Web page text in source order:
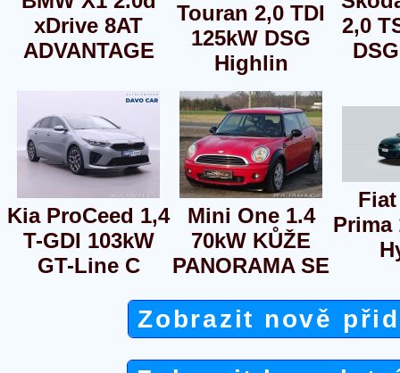
xDrive 8AT
ADVANTAGE
Touran 2,0 TDI
125kW DSG
Highlin
2,0
Kia ProCeed 1,4
T-GDI 103kW
GT-Line C
Mini One 1.4
70kW KŮŽE
PANORAMA SE
Prima
Zobrazit nově